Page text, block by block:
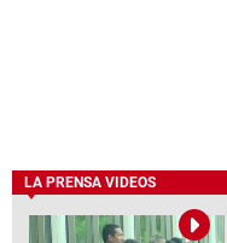
LA PRENSA VIDEOS